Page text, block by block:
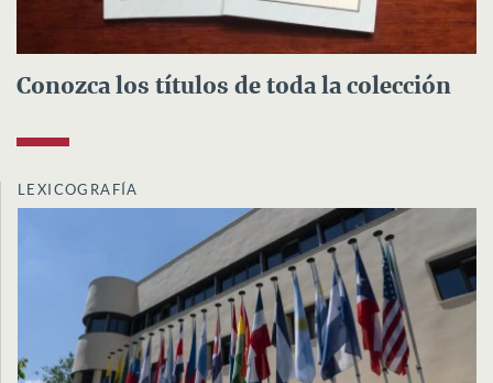
Conozca los títulos de toda la colección
LEXICOGRAFÍA